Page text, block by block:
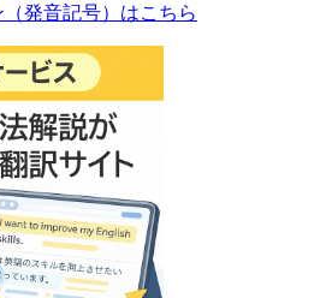
発音記号）はこちら